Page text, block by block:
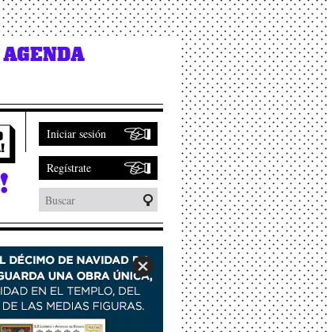
AGENDA
Iniciar sesión
Regístrate